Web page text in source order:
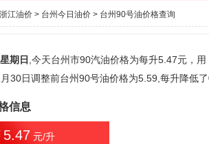
浙江油价 > 台州今日油价 > 台州90号油价格查询
期日 ,今天台州市90汽油价格为每升5.47元，
30日调整前台州90号油价格为5.59,每升降低
信息
5.47 元/升